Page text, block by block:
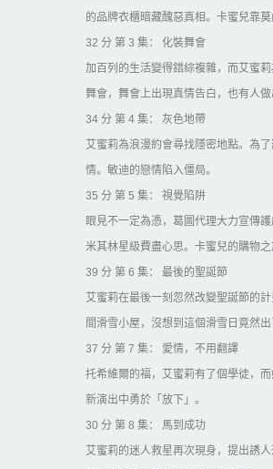
的品牌衣櫃暗藏醜惡真相。卡蜜兒靠
32 分 第 3 集： 化裝舞會
加百列的生活變得錯綜複雜，而艾蜜
舞會，舞會上出現真情告白，也有人
34 分 第 4 集： 灰色地帶
艾蜜莉為浪漫約會尋找隱密地點。為
情。敏迪的戀情陷入僵局。
35 分 第 5 集： 視覺陷阱
眼見不一定為憑，葛圖代理大力宣傳
米其林星級費盡心思。卡蜜兒的購物
39 分 第 6 集： 最後的聖誕節
艾蜜莉在最後一刻忽然改變聖誕節的
間滑雪小屋，沒想到這個滑雪日竟然
37 分 第 7 集： 愛情，不用翻譯
托希維爾的福，艾蜜莉有了個學徒，
新演出中勇於「放下」。
30 分 第 8 集： 馬到成功
艾蜜莉的迷人救星再次現身，提出誘